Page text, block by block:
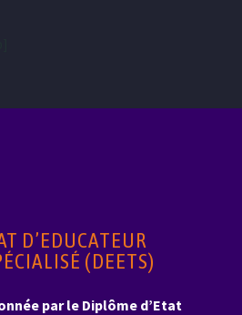
D’EDUCATEUR
(DEETS)
par le Diplôme d’Etat